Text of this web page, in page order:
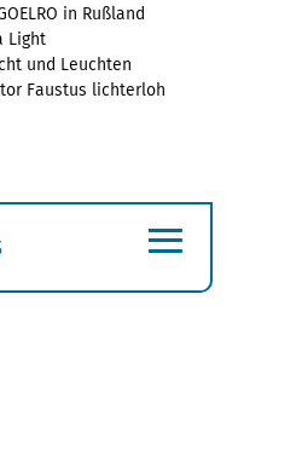
in Rußland
Light
und Leuchten
Faustus lichterloh
≡